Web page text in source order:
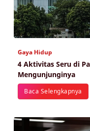
Gaya Hidup
4 Aktivitas Seru di
Mengunjunginya
Baca Selengkapnya